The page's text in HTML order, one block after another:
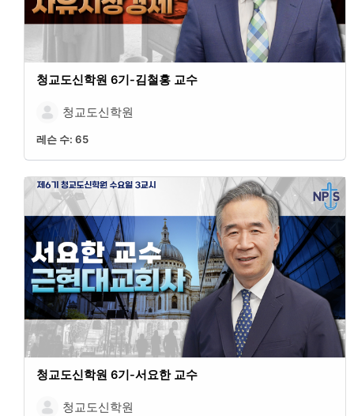
청교도신학원 6기-김철홍 교수
청교도신학원
레슨 수: 65
청교도신학원 6기-서요한 교수
청교도신학원